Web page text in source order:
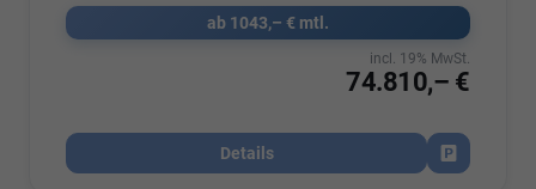
ab 1043,– € mtl.
74.810,– €
incl. 19% MwSt.
Details
Fahrzeug